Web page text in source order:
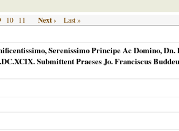
10 11 Next › Last »
Serenissimo Principe Ac Domino,
Submittent Praeses Jo. Franciscus